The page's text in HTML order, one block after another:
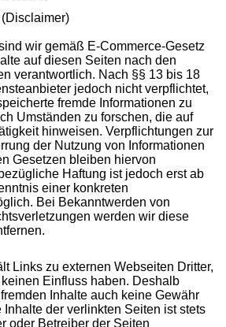
wir gemäß E-Commerce-Gesetz
auf diesen Seiten nach den
verantwortlich. Nach §§ 13 bis 18
jedoch nicht verpflichtet,
fremde Informationen zu
Umständen zu forschen, die auf
hinweisen. Verpflichtungen zur
der Nutzung von Informationen
Gesetzen bleiben hiervon
Haftung ist jedoch erst ab
einer konkreten
Bei Bekanntwerden von
werden wir diese
Links zu externen Webseiten Dritter,
Einfluss haben. Deshalb
Inhalte auch keine Gewähr
Inhalte der verlinkten Seiten ist stets
oder Betreiber der Seiten